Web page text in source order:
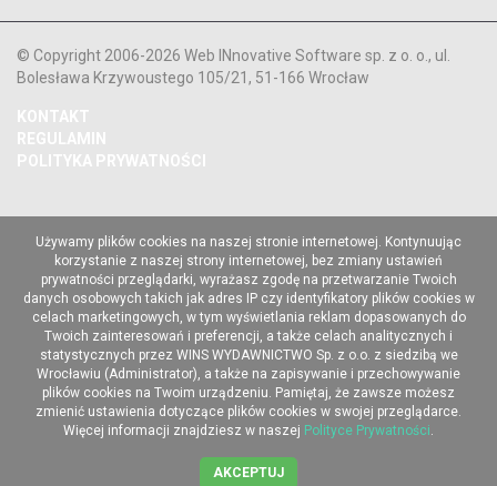
© Copyright 2006-2026 Web INnovative Software sp. z o. o., ul.
Bolesława Krzywoustego 105/21, 51-166 Wrocław
KONTAKT
REGULAMIN
POLITYKA PRYWATNOŚCI
Używamy plików cookies na naszej stronie internetowej. Kontynuując
korzystanie z naszej strony internetowej, bez zmiany ustawień
prywatności przeglądarki, wyrażasz zgodę na przetwarzanie Twoich
danych osobowych takich jak adres IP czy identyfikatory plików cookies w
celach marketingowych, w tym wyświetlania reklam dopasowanych do
Twoich zainteresowań i preferencji, a także celach analitycznych i
statystycznych przez WINS WYDAWNICTWO Sp. z o.o. z siedzibą we
Wrocławiu (Administrator), a także na zapisywanie i przechowywanie
plików cookies na Twoim urządzeniu. Pamiętaj, że zawsze możesz
zmienić ustawienia dotyczące plików cookies w swojej przeglądarce.
Więcej informacji znajdziesz w naszej Polityce Prywatności.
AKCEPTUJ